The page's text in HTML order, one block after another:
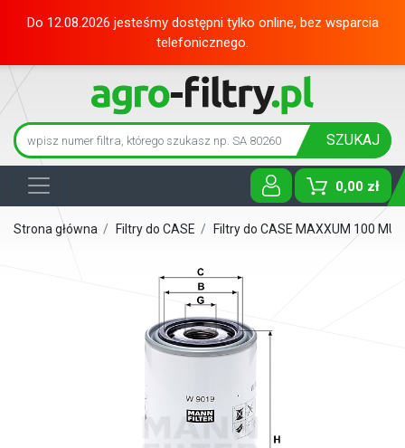
Do 12.08.2026 jesteśmy dostępni tylko online, bez wsparcia
telefonicznego.
SZUKAJ
0,00 zł
Toggle
Strona główna / Filtry do CASE / Filtry do CASE MAXXUM 100